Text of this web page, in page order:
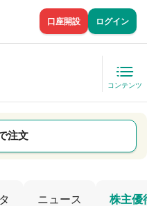
口座開設 ログイン
コンテンツ
注文
ニュース 株主優